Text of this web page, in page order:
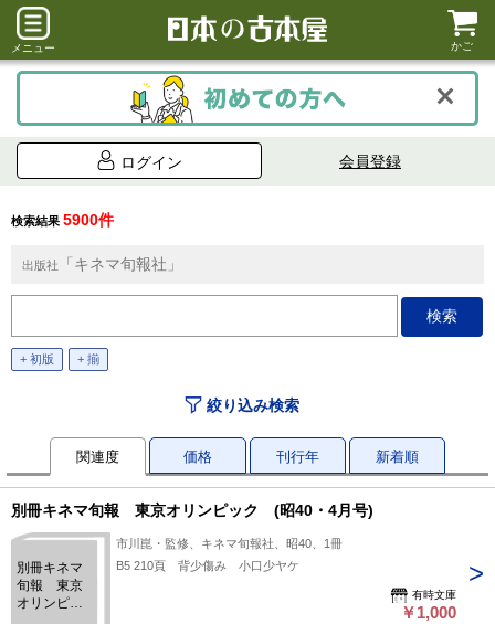
メニュー かご
ログイン 会員登録
検索結果 5900件
出版社 「キネマ旬報社」
+ 初版 + 揃
絞り込み検索
関連度 価格 刊行年 新着順
別冊キネマ旬報 東京オリンピック (昭40・4月号)
別冊キネマ
旬報 東京
オリンピッ
市川崑・監修、キネマ旬報社、昭40、1冊
B5 210頁 背少傷み 小口少ヤケ
有時文庫
￥1,000